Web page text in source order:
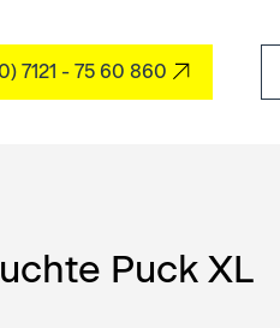
7121 - 75 60 860
Puck XL